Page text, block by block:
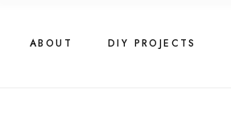
contentABOUT DIY PROJECTS